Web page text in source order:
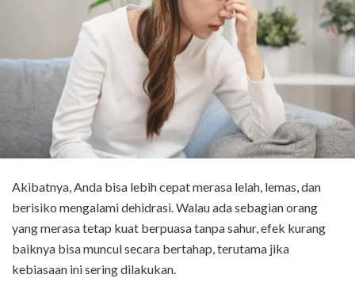
Akibatnya, Anda bisa lebih cepat merasa lelah, lemas, dan
berisiko mengalami dehidrasi. Walau ada sebagian orang
yang merasa tetap kuat berpuasa tanpa sahur, efek kurang
baiknya bisa muncul secara bertahap, terutama jika
kebiasaan ini sering dilakukan.